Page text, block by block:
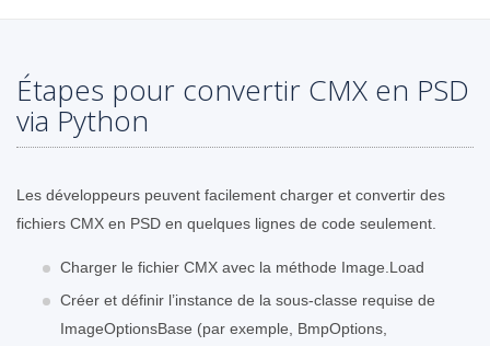
Étapes pour convertir CMX en PSD
via Python
Les développeurs peuvent facilement charger et convertir des
fichiers CMX en PSD en quelques lignes de code seulement.
Charger le fichier CMX avec la méthode Image.Load
Créer et définir l’instance de la sous-classe requise de
ImageOptionsBase (par exemple, BmpOptions,